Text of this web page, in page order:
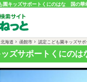
園キッズサポートくにのはな 国の
北海道 函館市 認定こども園キッズサ
ズサポートくにの